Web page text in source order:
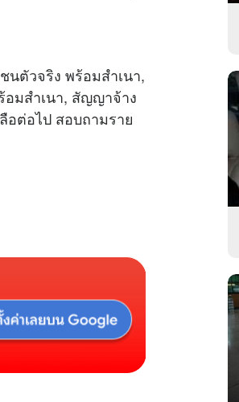
ตัวจริง พร้อมสำเนา,
อมสำเนา, สัญญาจ้าง
อต่อไป สอบถามราย